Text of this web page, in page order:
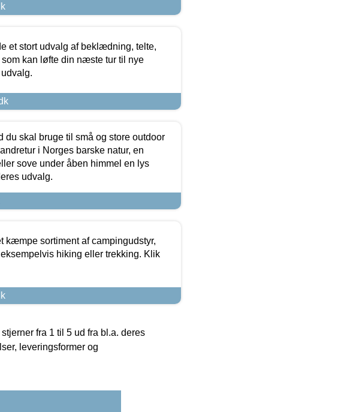
et stort udvalg af beklædning, telte,
kan løfte din næste tur til nye
du skal bruge til små og store outdoor
i Norges barske natur, en
sove under åben himmel en lys
udvalg.
kæmpe sortiment af campingudstyr,
hiking eller trekking. Klik
fra 1 til 5 ud fra bl.a. deres
leveringsformer og